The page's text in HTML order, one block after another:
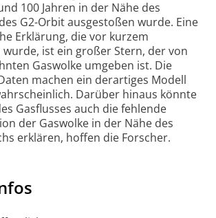
100 Jahren in der Nähe des
G2-Orbit ausgestoßen wurde. Eine
Erklärung, die vor kurzem
wurde, ist ein großer Stern, der von
Gaswolke umgeben ist. Die
machen ein derartiges Modell
Darüber hinaus könnte
Gasflusses auch die fehlende
der Gaswolke in der Nähe des
erklären, hoffen die Forscher.